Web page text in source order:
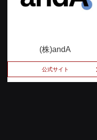
(株)andA
公式サイト